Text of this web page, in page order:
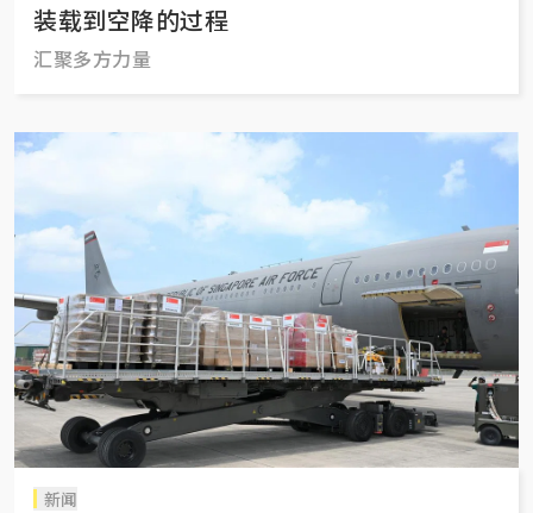
装载到空降的过程
汇聚多方力量
新闻